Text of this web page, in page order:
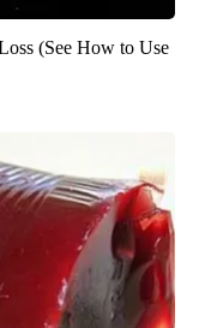
(See How to Use